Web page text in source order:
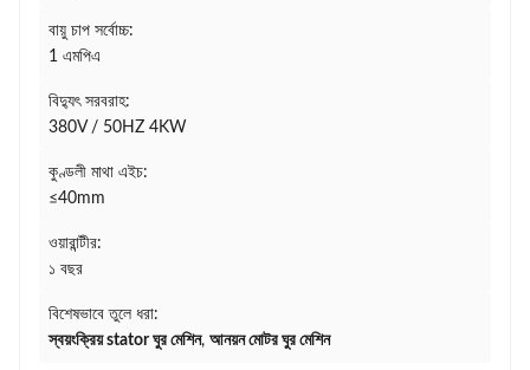
বায়ু চাপ সর্বোচ্চ:
1 এমপিএ
বিদ্যুৎ সরবরাহ:
380V / 50HZ 4KW
কুণ্ডলী মাথা এইচ:
≤40mm
ওয়ারান্টীর:
১ বছর
বিশেষভাবে তুলে ধরা:
স্বয়ংক্রিয় stator ঘুর মেশিন, আনয়ন মোটর ঘুর মেশিন